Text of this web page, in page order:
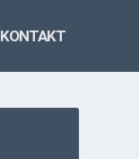
KONTAKT